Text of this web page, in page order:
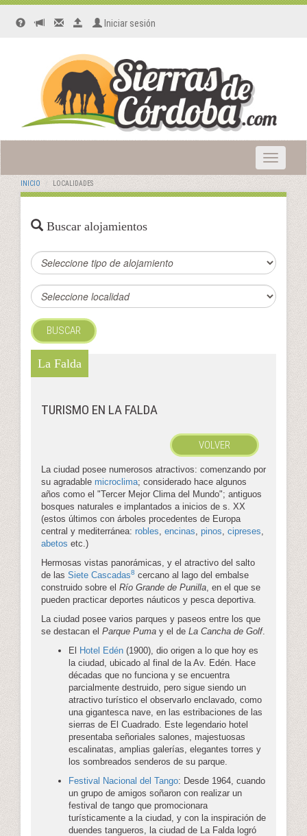
Iniciar sesión
Toggle
INICIO LOCALIDADES
Buscar alojamientos
BUSCAR
La Falda
TURISMO EN LA FALDA
VOLVER
La ciudad posee numerosos atractivos: comenzando por
su agradable microclima; considerado hace algunos
años como el "Tercer Mejor Clima del Mundo"; antiguos
bosques naturales e implantados a inicios de s. XX
(estos últimos con árboles procedentes de Europa
central y mediterránea: robles encinas pinos cipreses
abetos etc.)
Hermosas vistas panorámicas, y el atractivo del salto
de las Siete Cascadas8 cercano al lago del embalse
construido sobre el Río Grande de Punilla , en el que se
pueden practicar deportes náuticos y pesca deportiva.
La ciudad posee varios parques y paseos entre los que
se destacan el Parque Puma y el de La Cancha de Golf.
El
Hotel Edén (1900), dio origen a lo que hoy es
la ciudad, ubicado al final de la Av. Edén. Hace
décadas que no funciona y se encuentra
parcialmente destruido, pero sigue siendo un
atractivo turístico el observarlo enclavado, como
una gigantesca nave, en las estribaciones de las
sierras de El Cuadrado. Este legendario hotel
presentaba señoriales salones, majestuosas
escalinatas, amplias galerías, elegantes torres y
los sombreados senderos de su parque.
Festival Nacional del Tango: Desde 1964, cuando
un grupo de amigos soñaron con realizar un
festival de tango que promocionara
turísticamente a la ciudad, y con la inspiración de
duendes tangueros, la ciudad de La Falda logró